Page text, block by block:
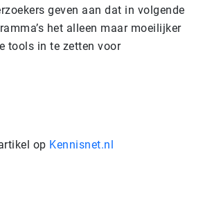
geven aan dat in volgende
het alleen maar moeilijker
tools in te zetten voor
op Kennisnet.nl